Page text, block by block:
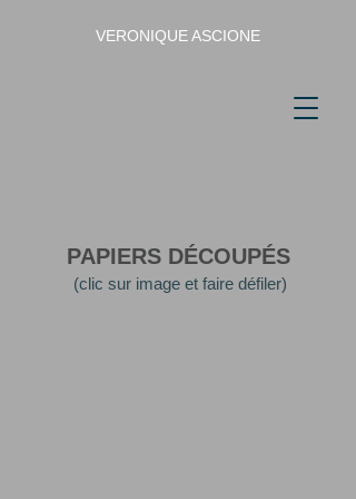
VERONIQUE ASCIONE
PAPIERS DÉCOUPÉS
(clic sur image et faire défiler)